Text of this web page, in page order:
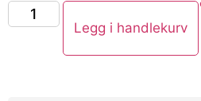
Legg i handlekurv